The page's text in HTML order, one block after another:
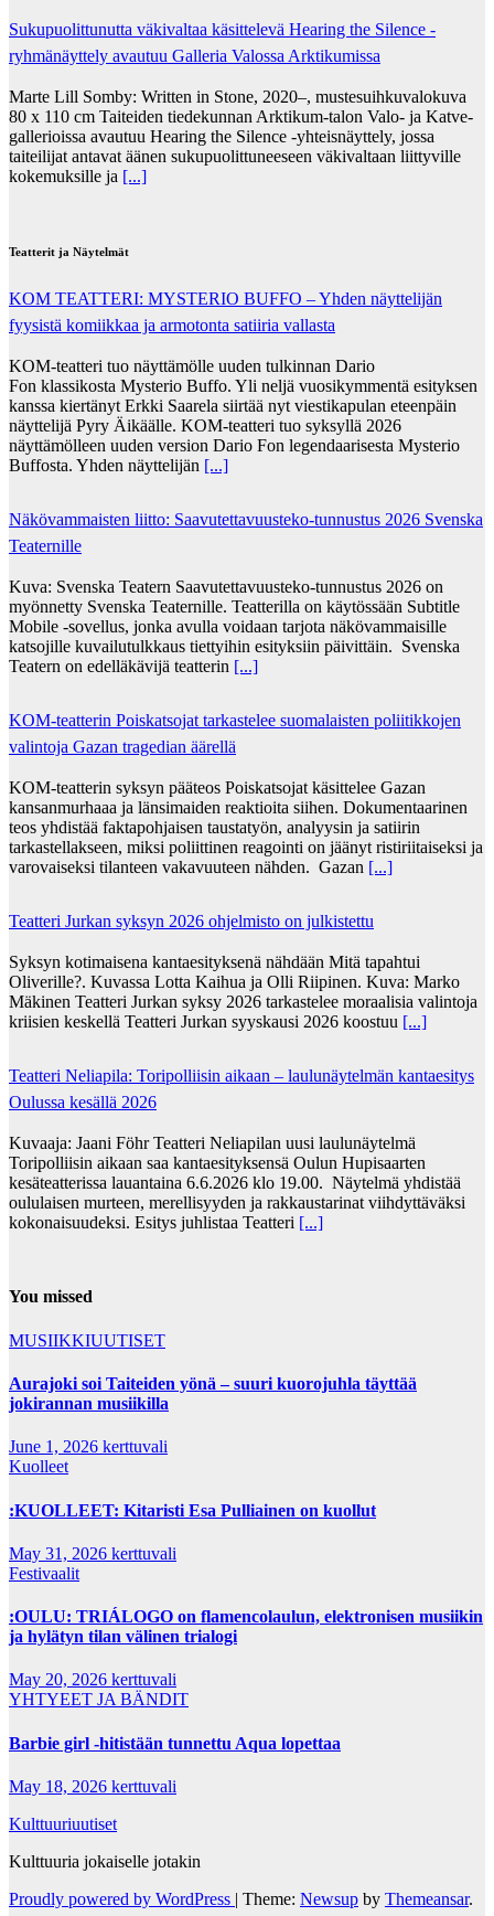
Sukupuolittunutta väkivaltaa käsittelevä Hearing the Silence -
ryhmänäyttely avautuu Galleria Valossa Arktikumissa
Marte Lill Somby: Written in Stone, 2020–, mustesuihkuvalokuva
80 x 110 cm Taiteiden tiedekunnan Arktikum-talon Valo- ja Katve-
gallerioissa avautuu Hearing the Silence -yhteisnäyttely, jossa
taiteilijat antavat äänen sukupuolittuneeseen väkivaltaan liittyville
kokemuksille ja [...]
Teatterit ja Näytelmät
KOM TEATTERI: MYSTERIO BUFFO – Yhden näyttelijän
fyysistä komiikkaa ja armotonta satiiria vallasta
KOM-teatteri tuo näyttämölle uuden tulkinnan Dario
Fon klassikosta Mysterio Buffo. Yli neljä vuosikymmentä esityksen
kanssa kiertänyt Erkki Saarela siirtää nyt viestikapulan eteenpäin
näyttelijä Pyry Äikäälle. KOM-teatteri tuo syksyllä 2026
näyttämölleen uuden version Dario Fon legendaarisesta Mysterio
Buffosta. Yhden näyttelijän [...]
Näkövammaisten liitto: Saavutettavuusteko-tunnustus 2026 Svenska
Teaternille
Kuva: Svenska Teatern Saavutettavuusteko-tunnustus 2026 on
myönnetty Svenska Teaternille. Teatterilla on käytössään Subtitle
Mobile -sovellus, jonka avulla voidaan tarjota näkövammaisille
katsojille kuvailutulkkaus tiettyihin esityksiin päivittäin. Svenska
Teatern on edelläkävijä teatterin [...]
KOM-teatterin Poiskatsojat tarkastelee suomalaisten poliitikkojen
valintoja Gazan tragedian äärellä
KOM-teatterin syksyn pääteos Poiskatsojat käsittelee Gazan
kansanmurhaaa ja länsimaiden reaktioita siihen. Dokumentaarinen
teos yhdistää faktapohjaisen taustatyön, analyysin ja satiirin
tarkastellakseen, miksi poliittinen reagointi on jäänyt ristiriitaiseksi ja
varovaiseksi tilanteen vakavuuteen nähden. Gazan [...]
Teatteri Jurkan syksyn 2026 ohjelmisto on julkistettu
Syksyn kotimaisena kantaesityksenä nähdään Mitä tapahtui
Oliverille?. Kuvassa Lotta Kaihua ja Olli Riipinen. Kuva: Marko
Mäkinen Teatteri Jurkan syksy 2026 tarkastelee moraalisia valintoja
kriisien keskellä Teatteri Jurkan syyskausi 2026 koostuu [...]
Teatteri Neliapila: Toripolliisin aikaan – laulunäytelmän kantaesitys
Oulussa kesällä 2026
Kuvaaja: Jaani Föhr Teatteri Neliapilan uusi laulunäytelmä
Toripolliisin aikaan saa kantaesityksensä Oulun Hupisaarten
kesäteatterissa lauantaina 6.6.2026 klo 19.00. Näytelmä yhdistää
oululaisen murteen, merellisyyden ja rakkaustarinat viihdyttäväksi
kokonaisuudeksi. Esitys juhlistaa Teatteri [...]
You missed
MUSIIKKIUUTISET
Aurajoki soi Taiteiden yönä – suuri kuorojuhla täyttää
jokirannan musiikilla
June 1, 2026 kerttuvali
Kuolleet
:KUOLLEET: Kitaristi Esa Pulliainen on kuollut
May 31, 2026 kerttuvali
Festivaalit
:OULU: TRIÁLOGO on flamencolaulun, elektronisen musiikin
ja hylätyn tilan välinen trialogi
May 20, 2026 kerttuvali
YHTYEET JA BÄNDIT
Barbie girl -hitistään tunnettu Aqua lopettaa
May 18, 2026 kerttuvali
Kulttuuriuutiset
Kulttuuria jokaiselle jotakin
Proudly powered by WordPress | Theme: Newsup by Themeansar.